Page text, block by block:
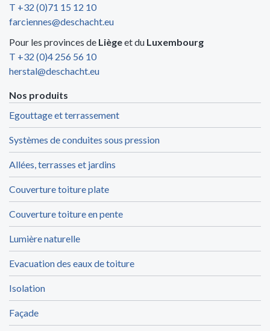
T +32 (0)71 15 12 10
farciennes@deschacht.eu
Pour les provinces de Liègeet du Luxembourg
T +32 (0)4 256 56 10
herstal@deschacht.eu
Nos produits
Egouttage et terrassement
Systèmes de conduites sous pression
Allées, terrasses et jardins
Couverture toiture plate
Couverture toiture en pente
Lumière naturelle
Evacuation des eaux de toiture
Isolation
Façade